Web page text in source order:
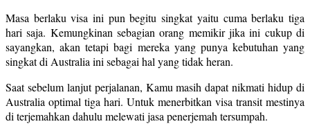
Masa berlaku visa ini pun begitu singkat yaitu cuma berlaku tiga
hari saja. Kemungkinan sebagian orang memikir jika ini cukup di
sayangkan, akan tetapi bagi mereka yang punya kebutuhan yang
singkat di Australia ini sebagai hal yang tidak heran.
Saat sebelum lanjut perjalanan, Kamu masih dapat nikmati hidup di
Australia optimal tiga hari. Untuk menerbitkan visa transit mestinya
di terjemahkan dahulu melewati jasa penerjemah tersumpah.